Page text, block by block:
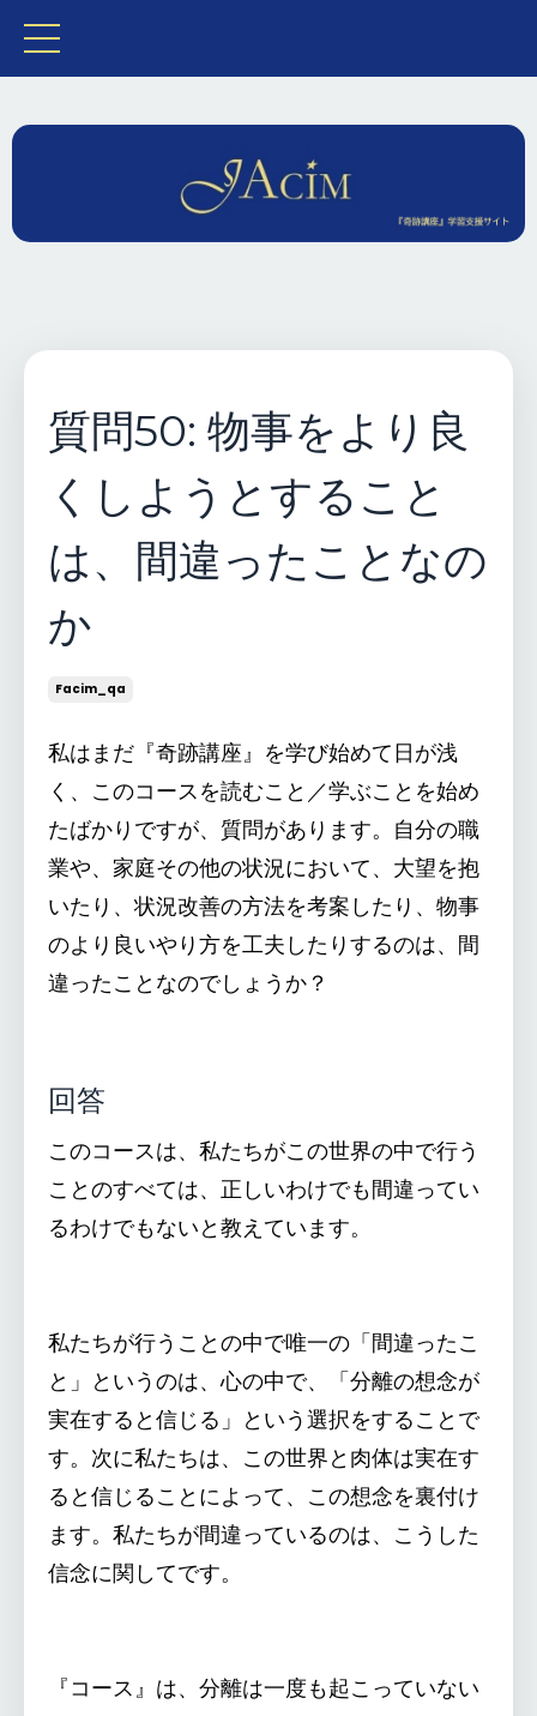
質問50: 物事をより良
くしようとすること
は、間違ったことなの
か
Facim_qa
私はまだ『奇跡講座』を学び始めて日が浅
く、このコースを読むこと／学ぶことを始め
たばかりですが、質問があります。自分の職
業や、家庭その他の状況において、大望を抱
いたり、状況改善の方法を考案したり、物事
のより良いやり方を工夫したりするのは、間
違ったことなのでしょうか？
回答
このコースは、私たちがこの世界の中で行う
ことのすべては、正しいわけでも間違ってい
るわけでもないと教えています。
私たちが行うことの中で唯一の「間違ったこ
と」というのは、心の中で、「分離の想念が
実在すると信じる」という選択をすることで
す。次に私たちは、この世界と肉体は実在す
ると信じることによって、この想念を裏付け
ます。私たちが間違っているのは、こうした
信念に関してです。
『コース』は、分離は一度も起こっていない